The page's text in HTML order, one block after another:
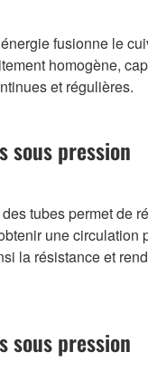
fusionne le
homogène,
et régulières.
sous pression
tubes permet de
une circulation
la résistance et
sous pression